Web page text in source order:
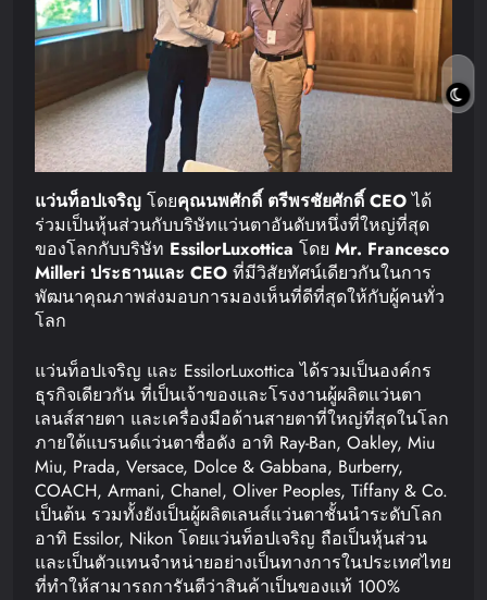
แว่นท็อปเจริญ โดยคุณนพศักดิ์ ตรีพรชัยศักดิ์ CEOได้
ร่วมเป็นหุ้นส่วนกับบริษัทแว่นตาอันดับหนึ่งที่ใหญ่ที่สุด
ของโลกกับบริษัท EssilorLuxottica โดย Mr. Francesco
Milleri ประธานและ CEO ที่มีวิสัยทัศน์เดียวกันในการ
พัฒนาคุณภาพส่งมอบการมองเห็นที่ดีที่สุดให้กับผู้คนทั่ว
โลก
แว่นท็อปเจริญ และ EssilorLuxottica ได้รวมเป็นองค์กร
ธุรกิจเดียวกัน ที่เป็นเจ้าของและโรงงานผู้ผลิตแว่นตา
เลนส์สายตา และเครื่องมือด้านสายตาที่ใหญ่ที่สุดในโลก
ภายใต้แบรนด์แว่นตาชื่อดัง อาทิ Ray-Ban, Oakley, Miu
Miu, Prada, Versace, Dolce & Gabbana, Burberry,
COACH, Armani, Chanel, Oliver Peoples, Tiffany & Co.
เป็นต้น รวมทั้งยังเป็นผู้ผลิตเลนส์แว่นตาชั้นนำระดับโลก
อาทิ Essilor, Nikon โดยแว่นท็อปเจริญ ถือเป็นหุ้นส่วน
และเป็นตัวแทนจำหน่ายอย่างเป็นทางการในประเทศไทย
ที่ทำให้สามารถการันตีว่าสินค้าเป็นของแท้ 100%